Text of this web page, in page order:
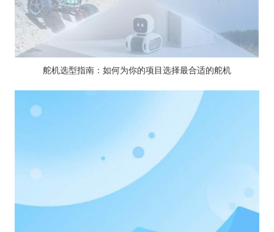
舵机选型指南：如何为你的项目选择最合适的舵机